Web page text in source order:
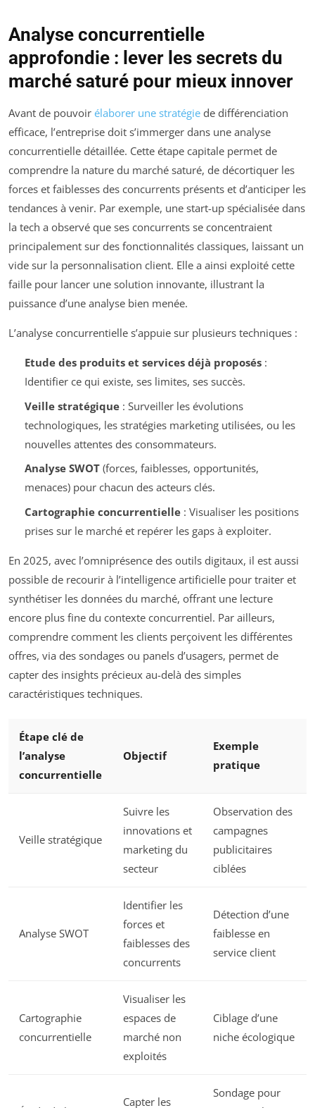
Analyse concurrentielle
approfondie : lever les secrets du
marché saturé pour mieux innover
Avant de pouvoir élaborer une stratégie de différenciation
efficace, l’entreprise doit s’immerger dans une analyse
concurrentielle détaillée. Cette étape capitale permet de
comprendre la nature du marché saturé, de décortiquer les
forces et faiblesses des concurrents présents et d’anticiper les
tendances à venir. Par exemple, une start-up spécialisée dans
la tech a observé que ses concurrents se concentraient
principalement sur des fonctionnalités classiques, laissant un
vide sur la personnalisation client. Elle a ainsi exploité cette
faille pour lancer une solution innovante, illustrant la
puissance d’une analyse bien menée.
L’analyse concurrentielle s’appuie sur plusieurs techniques :
Etude des produits et services déjà proposés:
Identifier ce qui existe, ses limites, ses succès.
Veille stratégique: Surveiller les évolutions
technologiques, les stratégies marketing utilisées, ou les
nouvelles attentes des consommateurs.
Analyse SWOT(forces, faiblesses, opportunités,
menaces) pour chacun des acteurs clés.
Cartographie concurrentielle: Visualiser les positions
prises sur le marché et repérer les gaps à exploiter.
En 2025, avec l’omniprésence des outils digitaux, il est aussi
possible de recourir à l’intelligence artificielle pour traiter et
synthétiser les données du marché, offrant une lecture
encore plus fine du contexte concurrentiel. Par ailleurs,
comprendre comment les clients perçoivent les différentes
offres, via des sondages ou panels d’usagers, permet de
capter des insights précieux au-delà des simples
caractéristiques techniques.
Étape clé de
l’analyse
concurrentielle
Objectif
Exemple
pratique
Veille stratégique
Suivre les
innovations et
marketing du
secteur
Observation des
campagnes
publicitaires
ciblées
Analyse SWOT
Identifier les
forces et
faiblesses des
concurrents
Détection d’une
faiblesse en
service client
Cartographie
concurrentielle
Visualiser les
espaces de
marché non
exploités
Ciblage d’une
niche écologique
Capter les
Sondage pour